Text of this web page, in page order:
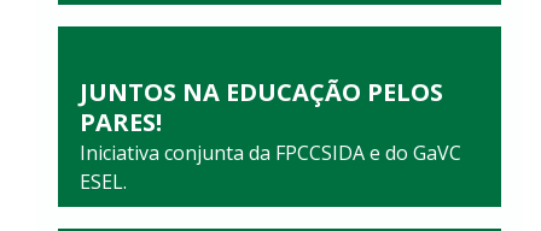
JUNTOS NA EDUCAÇÃO PELOS
PARES!
Iniciativa conjunta da FPCCSIDA e do GaVC
ESEL.